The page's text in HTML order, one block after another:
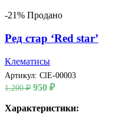
-21% Продано
Ред стар ‘Red star’
Клематисы
Артикул: ClE-00003
1,200₽ Первоначальная
составляла
950 ₽Текущая
950 ₽.
Характеристики: